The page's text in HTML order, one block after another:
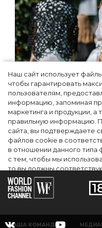
Наш сайт использует
чтобы гарантировать
пользователям,
информацию, запоминая
маркетинга и продукции, а
правильную информацию.
сайта, вы подтверждаете
файлов cookie в
в отношении данного типа
с тем, чтобы мы
то вы должны
настройки вашего
Показы для души:
точкой на карте
Там, где
дизайнера
НАША КОМАНДА